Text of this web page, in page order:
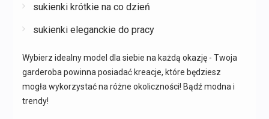
sukienki krótkie na co dzień
sukienki eleganckie do pracy
Wybierz idealny model dla siebie na każdą okazję - Twoja
garderoba powinna posiadać kreacje, które będziesz
mogła wykorzystać na różne okoliczności! Bądź modna i
trendy!